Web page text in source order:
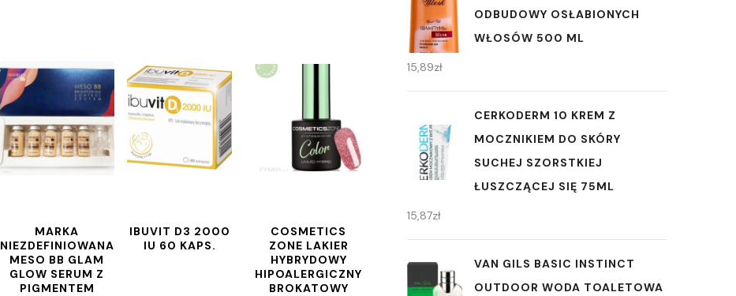
MARKA
NIEZDEFINIOWANA
MESO BB GLAM
GLOW SERUM Z
PIGMENTEM
IBUVIT D3 2000
IU 60 KAPS.
COSMETICS
ZONE LAKIER
HYBRYDOWY
HIPOALERGICZNY
BROKATOWY
ODBUDOWY OSŁABIONYCH
WŁOSÓW 500 ML
15,89zł
CERKODERM 10 KREM Z
MOCZNIKIEM DO SKÓRY
SUCHEJ SZORSTKIEJ
ŁUSZCZĄCEJ SIĘ 75ML
15,87zł
VAN GILS BASIC INSTINCT
OUTDOOR WODA TOALETOWA